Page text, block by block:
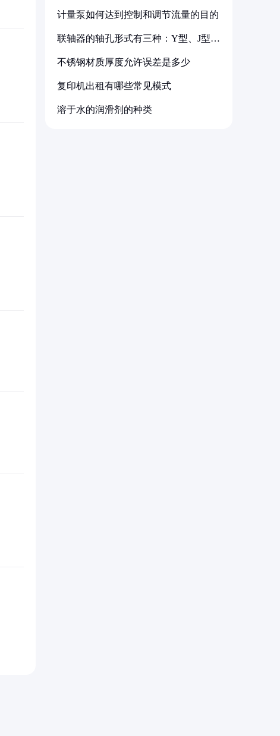
计量泵如何达到控制和调节流量的目的
联轴器的轴孔形式有三种：Y型、J型、
不锈钢材质厚度允许误差是多少
复印机出租有哪些常见模式
溶于水的润滑剂的种类